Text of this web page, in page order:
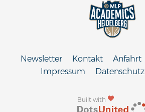
Built with
Newsletter Kontakt Anfahrt
Impressum
Datenschutz